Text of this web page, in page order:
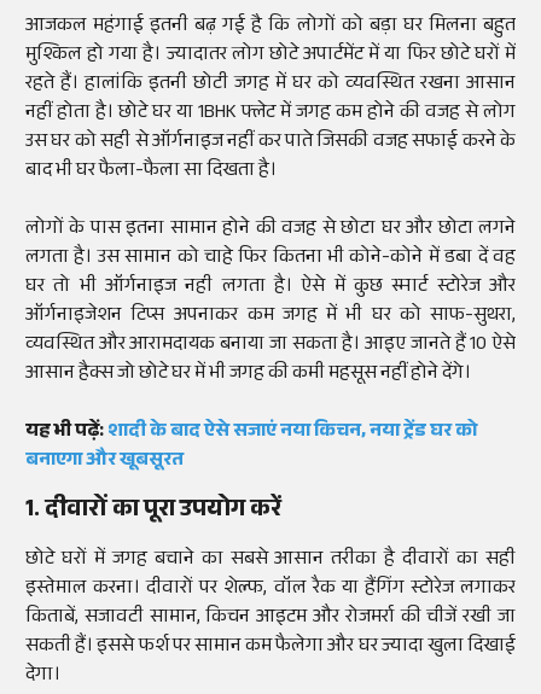
आजकल महंगाई इतनी बढ़ गई है कि लोगों को बड़ा घर मिलना बहुत
मुश्किल हो गया है। ज्यादातर लोग छोटे अपार्टमेंट में या फिर छोटे घरों में
रहते हैं। हालांकि इतनी छोटी जगह में घर को व्यवस्थित रखना आसान
नहीं होता है। छोटे घर या 1BHK फ्लेट में जगह कम होने की वजह से लोग
उस घर को सही से ऑर्गनाइज नहीं कर पाते जिसकी वजह सफाई करने के
बाद भी घर फैला-फैला सा दिखता है।
लोगों के पास इतना सामान होने की वजह से छोटा घर और छोटा लगने
लगता है। उस सामान को चाहे फिर कितना भी कोने-कोने में डबा दें वह
घर तो भी ऑर्गनाइज नही लगता है। ऐसे में कुछ स्मार्ट स्टोरेज और
ऑर्गनाइजेशन टिप्स अपनाकर कम जगह में भी घर को साफ-सुथरा,
व्यवस्थित और आरामदायक बनाया जा सकता है। आइए जानते हैं 10 ऐसे
आसान हैक्स जो छोटे घर में भी जगह की कमी महसूस नहीं होने देंगे।
यह भी पढ़ें:शादी के बाद ऐसे सजाएं नया किचन, नया ट्रेंड घर को
बनाएगा और खूबसूरत
1. दीवारों का पूरा उपयोग करें
छोटे घरों में जगह बचाने का सबसे आसान तरीका है दीवारों का सही
इस्तेमाल करना। दीवारों पर शेल्फ, वॉल रैक या हैंगिंग स्टोरेज लगाकर
किताबें, सजावटी सामान, किचन आइटम और रोजमर्रा की चीजें रखी जा
सकती हैं। इससे फर्श पर सामान कम फैलेगा और घर ज्यादा खुला दिखाई
देगा।